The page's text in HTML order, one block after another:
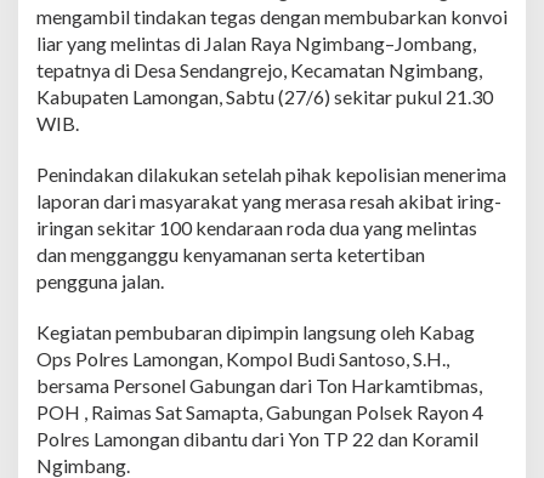
a
m
o
n
g
u
b
a
k
K
o
n
v
o
i
mengambil tindakan tegas dengan membubarkan konvoi
liar yang melintas di Jalan Raya Ngimbang–Jombang,
tepatnya di Desa Sendangrejo, Kecamatan Ngimbang,
Kabupaten Lamongan, Sabtu (27/6) sekitar pukul 21.30
WIB.
Penindakan dilakukan setelah pihak kepolisian menerima
laporan dari masyarakat yang merasa resah akibat iring-
iringan sekitar 100 kendaraan roda dua yang melintas
dan mengganggu kenyamanan serta ketertiban
pengguna jalan.
Kegiatan pembubaran dipimpin langsung oleh Kabag
Ops Polres Lamongan, Kompol Budi Santoso, S.H.,
bersama Personel Gabungan dari Ton Harkamtibmas,
POH , Raimas Sat Samapta, Gabungan Polsek Rayon 4
Polres Lamongan dibantu dari Yon TP 22 dan Koramil
Ngimbang.